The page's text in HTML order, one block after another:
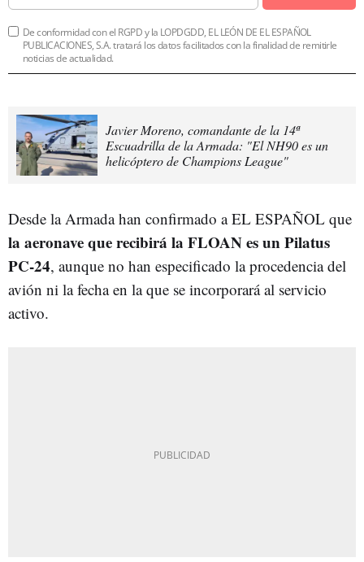
De conformidad con el RGPD y la LOPDGDD, EL LEÓN DE EL ESPAÑOL
PUBLICACIONES, S.A. tratará los datos facilitados con la finalidad de remitirle
noticias de actualidad.
Javier Moreno, comandante de la 14ª
Escuadrilla de la Armada: "El NH90 es un
helicóptero de Champions League"
Desde la Armada han confirmado a EL ESPAÑOL que
la aeronave que recibirá la FLOAN es un Pilatus
PC-24, aunque no han especificado la procedencia del
avión ni la fecha en la que se incorporará al servicio
activo.